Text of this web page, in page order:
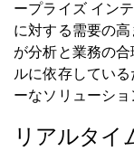
ープライズ イン
に対する需要の
が分析と業務の
ルに依存してい
ーなソリューショ
リアルタイ